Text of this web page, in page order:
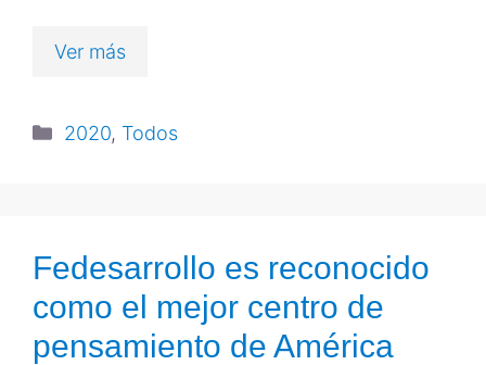
Ver más
2020, Todos
Fedesarrollo es reconocido
como el mejor centro de
pensamiento de América